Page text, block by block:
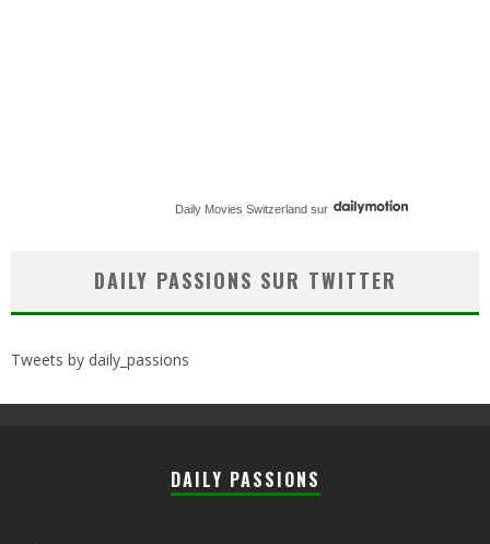
Daily Movies Switzerland sur
DAILY PASSIONS SUR TWITTER
Tweets by daily_passions
DAILY PASSIONS